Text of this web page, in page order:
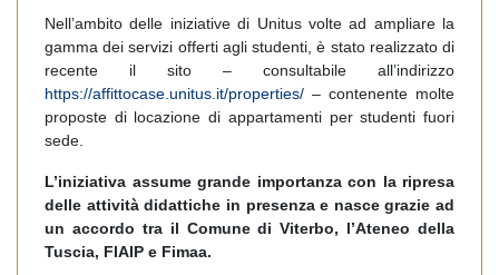
Nell’ambito delle iniziative di Unitus volte ad ampliare la
gamma dei servizi offerti agli studenti, è stato realizzato di
recente il sito – consultabile all’indirizzo
https://affittocase.unitus.it/properties/ – contenente molte
proposte di locazione di appartamenti per studenti fuori
sede.
L’iniziativa assume grande importanza con la ripresa
delle attività didattiche in presenza e nasce grazie ad
un accordo tra il Comune di Viterbo, l’Ateneo della
Tuscia, FIAIP e Fimaa.